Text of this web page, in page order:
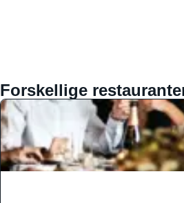
Forskellige